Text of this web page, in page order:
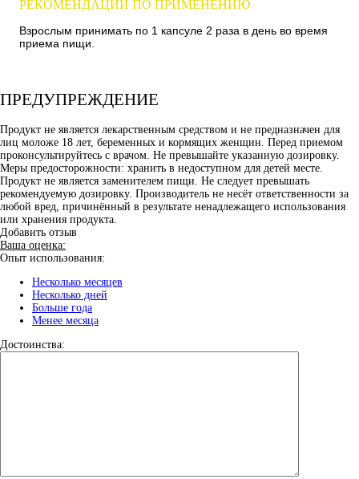
РЕКОМЕНДАЦИИ ПО ПРИМЕНЕНИЮ
Взрослым принимать по 1 капсуле 2 раза в день во время
приема пищи.
ПРЕДУПРЕЖДЕНИЕ
Продукт не является лекарственным средством и не предназначен для
лиц моложе 18 лет, беременных и кормящих женщин. Перед приемом
проконсультируйтесь с врачом. Не превышайте указанную дозировку.
Меры предосторожности: хранить в недоступном для детей месте.
Продукт не является заменителем пищи. Не следует превышать
рекомендуемую дозировку. Производитель не несёт ответственности за
любой вред, причинённый в результате ненадлежащего использования
или хранения продукта.
Добавить отзыв
Ваша оценка:
Опыт использования:
Несколько месяцев
Несколько дней
Больше года
Менее месяца
Достоинства: